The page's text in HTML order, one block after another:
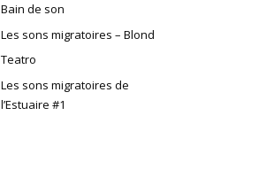
Bain de son
Les sons migratoires – Blond
Teatro
Les sons migratoires de
l’Estuaire #1